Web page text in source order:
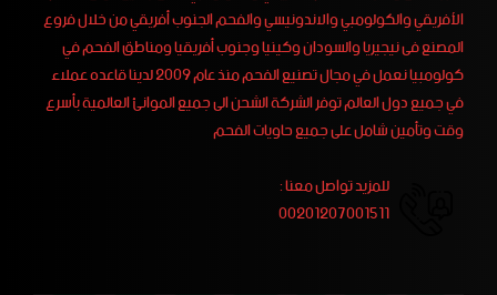
الأفريقي والكولومبي والاندونيسي والفحم الجنوب أفريقي من خلال فروع
المصنع فى نيجيريا والسودان وكينيا وجنوب أفريقيا ومناطق الفحم في
كولومبيا نعمل في مجال تصنيع الفحم منذ عام 2009 لدينا قاعده عملاء
في جميع دول العالم توفر الشركة الشحن الى جميع الموانئ العالمية بأسرع
وقت وتأمين شامل على جميع حاويات الفحم
للمزيد تواصل معنا :
00201207001511